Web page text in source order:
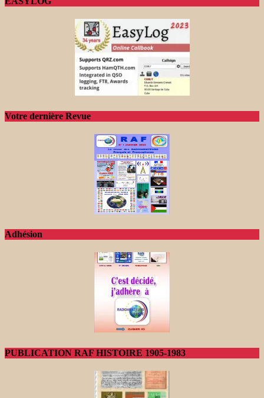
Votre dernière Revue
Adhésion
PUBLICATION RAF HISTOIRE 1905-1983